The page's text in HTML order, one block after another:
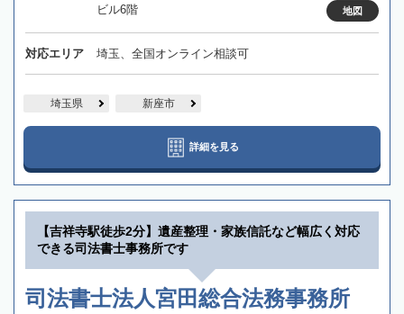
ビル6階
地図
対応エリア 埼玉、全国オンライン相談可
埼玉県 新座市
詳細を見る
【吉祥寺駅徒歩2分】遺産整理・家族信託など幅広く対応
できる司法書士事務所です
司法書士法人宮田総合法務事務所